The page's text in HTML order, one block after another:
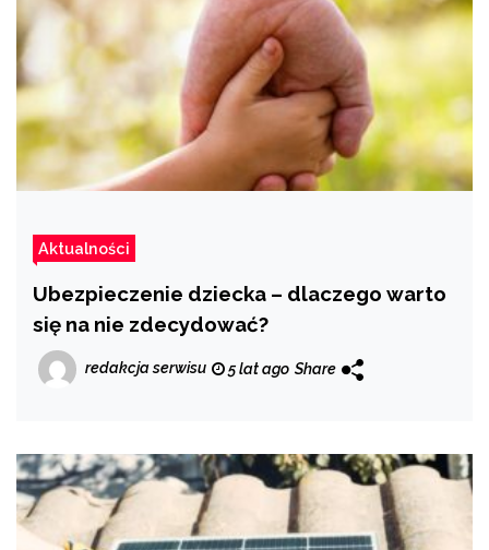
Aktualności
Ubezpieczenie dziecka – dlaczego warto
się na nie zdecydować?
redakcja serwisu 5 lat ago Share